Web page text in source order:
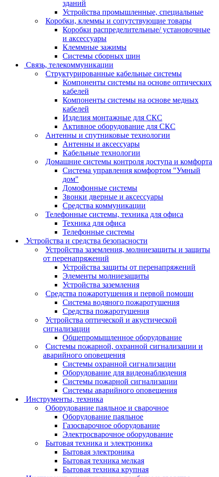
зданий
Устройства промышленные, специальные
Коробки, клеммы и сопутствующие товары
Коробки распределительные/ установочные
и аксессуары
Клеммные зажимы
Системы сборных шин
Связь, телекоммуникации
Структурированные кабельные системы
Компоненты системы на основе оптических
кабелей
Компоненты системы на основе медных
кабелей
Изделия монтажные для СКС
Активное оборудование для СКС
Антенны и спутниковые технологии
Антенны и аксессуары
Кабельные технологии
Домашние системы контроля доступа и комфорта
Система управления комфортом "Умный
дом"
Домофонные системы
Звонки дверные и аксессуары
Средства коммуникации
Телефонные системы, техника для офиса
Техника для офиса
Телефонные системы
Устройства и средства безопасности
Устройства заземления, молниезащиты и защиты
от перенапряжений
Устройства защиты от перенапряжений
Элементы молниезащиты
Устройства заземления
Средства пожаротушения и первой помощи
Система водяного пожаротушения
Средства пожаротушения
Устройства оптической и акустической
сигнализации
Общепромышленное оборудование
Системы пожарной, охранной сигнализации и
аварийного оповещения
Системы охранной сигнализации
Оборудование для видеонаблюдения
Системы пожарной сигнализации
Системы аварийного оповещения
Инструменты, техника
Оборудование паяльное и сварочное
Оборудование паяльное
Газосварочное оборудование
Электросварочное оборудование
Бытовая техника и электроника
Бытовая электроника
Бытовая техника мелкая
Бытовая техника крупная